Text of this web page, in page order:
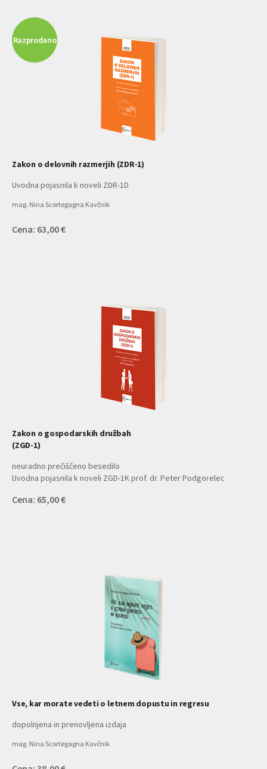
Razprodano
Zakon o delovnih razmerjih (ZDR-1)
Uvodna pojasnila k noveli ZDR-1D
mag. Nina Scortegagna Kavčnik
Cena: 63,00 €
Zakon o gospodarskih družbah
(ZGD-1)
neuradno prečiščeno besedilo
Uvodna pojasnila k noveli ZGD-1K prof. dr. Peter Podgorelec
Cena: 65,00 €
Vse, kar morate vedeti o letnem dopustu in regresu
dopolnjena in prenovljena izdaja
mag. Nina Scortegagna Kavčnik